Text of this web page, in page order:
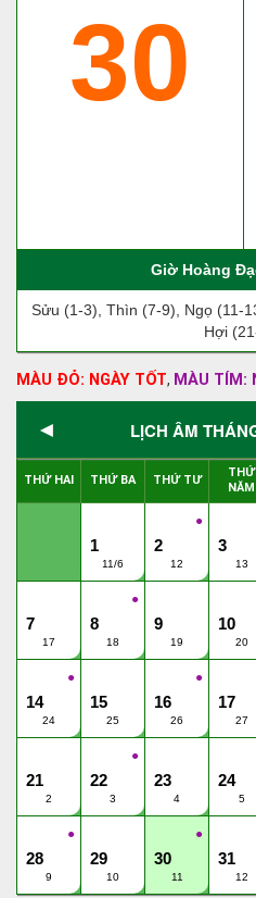
30
Giờ Hoàng
Sửu (1-3), Thìn (7-9), Ngọ (11-
Hợi
MÀU ĐỎ: NGÀY TỐT, MÀU TÍM:
◄ LỊCH ÂM
THỨ HAI THỨ BA THỨ TƯ
THỨ
NĂM
1
11/6
●
2
12
3
13
7
17
●
8
18
9
19
10
20
●
14
24
15
25
●
16
26
17
27
21
2
●
22
3
23
4
24
5
●
28
9
29
10
●
30
11
31
12